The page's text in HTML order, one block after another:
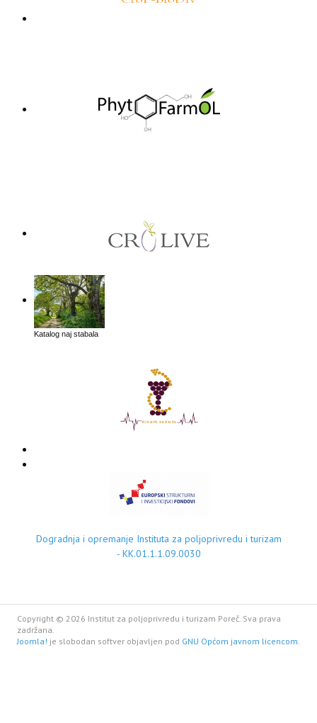
Katalog naj stabala
Dogradnja i opremanje Instituta za poljoprivredu i turizam
- KK.01.1.1.09.0030
Copyright © 2026 Institut za poljoprivredu i turizam Poreč. Sva prava
zadržana.
Joomla! je slobodan softver objavljen pod GNU Općom javnom licencom.